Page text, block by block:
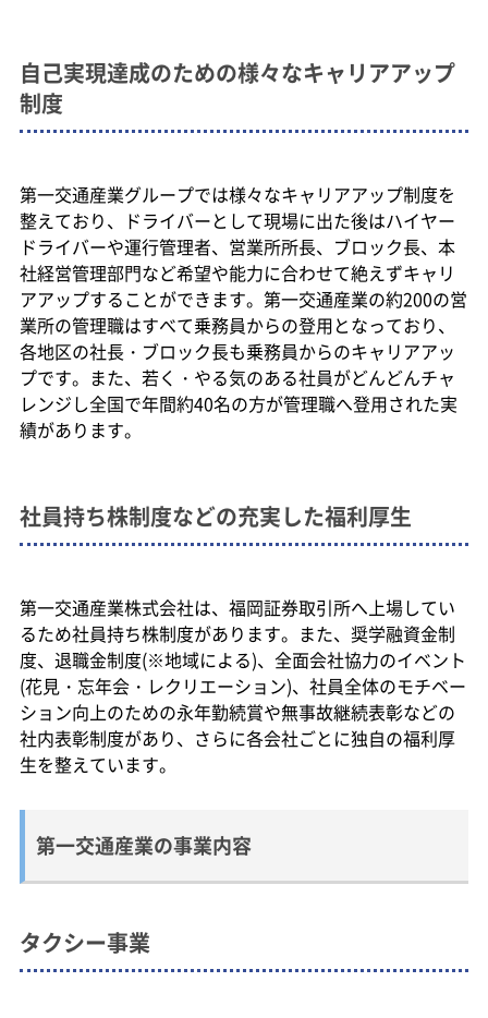
自己実現達成のための様々なキャリアアップ
制度
第一交通産業グループでは様々なキャリアアップ制度を
整えており、ドライバーとして現場に出た後はハイヤー
ドライバーや運行管理者、営業所所長、ブロック長、本
社経営管理部門など希望や能力に合わせて絶えずキャリ
アアップすることができます。第一交通産業の約200の営
業所の管理職はすべて乗務員からの登用となっており、
各地区の社長・ブロック長も乗務員からのキャリアアッ
プです。また、若く・やる気のある社員がどんどんチャ
レンジし全国で年間約40名の方が管理職へ登用された実
績があります。
社員持ち株制度などの充実した福利厚生
第一交通産業株式会社は、福岡証券取引所へ上場してい
るため社員持ち株制度があります。また、奨学融資金制
度、退職金制度(※地域による)、全面会社協力のイベント
(花見・忘年会・レクリエーション)、社員全体のモチベー
ション向上のための永年勤続賞や無事故継続表彰などの
社内表彰制度があり、さらに各会社ごとに独自の福利厚
生を整えています。
第一交通産業の事業内容
タクシー事業